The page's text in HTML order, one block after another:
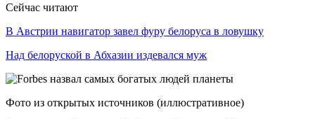
Сейчас читают
В Австрии навигатор завел фуру белоруса в ловушку
Над белоруской в Абхазии издевался муж
Фото из открытых источников (иллюстративное)